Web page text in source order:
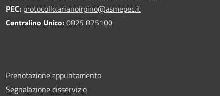
PEC: protocollo.arianoirpino@asmepec.it
Centralino Unico:0825 875100
Prenotazione appuntamento
Segnalazione disservizio